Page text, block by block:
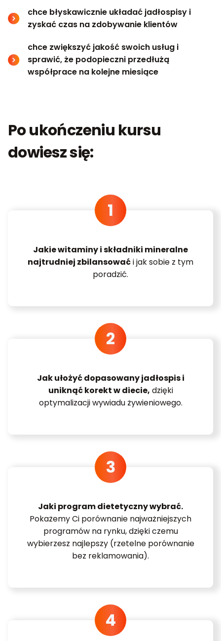
chce błyskawicznie układać jadłospisy i
zyskać czas na zdobywanie klientów
chce zwiększyć jakość swoich usług i
sprawić, że podopieczni przedłużą
współprace na kolejne miesiące
Po ukończeniu kursu
dowiesz się:
Jakie witaminy i składniki mineralne
najtrudniej zbilansowaći jak sobie z tym
poradzić.
Jak ułożyć dopasowany jadłospis i
uniknąć korekt w diecie, dzięki
optymalizacji wywiadu żywieniowego.
Jaki program dietetyczny wybrać.
Pokażemy Ci porównanie najważniejszych
programów na rynku, dzięki czemu
wybierzesz najlepszy (rzetelne porównanie
bez reklamowania).